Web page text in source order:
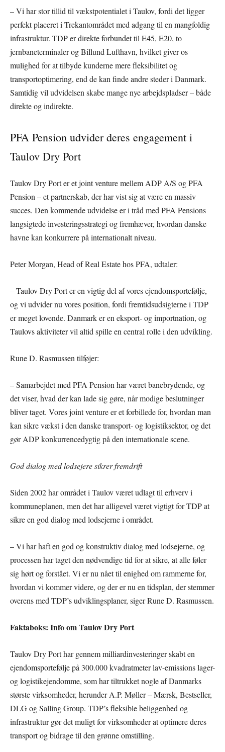
– Vi har stor tillid til vækstpotentialet i Taulov, fordi det ligger
perfekt placeret i Trekantområdet med adgang til en mangfoldig
infrastruktur. TDP er direkte forbundet til E45, E20, to
jernbaneterminaler og Billund Lufthavn, hvilket giver os
mulighed for at tilbyde kunderne mere fleksibilitet og
transportoptimering, end de kan finde andre steder i Danmark.
Samtidig vil udvidelsen skabe mange nye arbejdspladser – både
direkte og indirekte.
PFA Pension udvider deres engagement i
Taulov Dry Port
Taulov Dry Port er et joint venture mellem ADP A/S og PFA
Pension – et partnerskab, der har vist sig at være en massiv
succes. Den kommende udvidelse er i tråd med PFA Pensions
langsigtede investeringsstrategi og fremhæver, hvordan danske
havne kan konkurrere på internationalt niveau.
Peter Morgan, Head of Real Estate hos PFA, udtaler:
– Taulov Dry Port er en vigtig del af vores ejendomsportefølje,
og vi udvider nu vores position, fordi fremtidsudsigterne i TDP
er meget lovende. Danmark er en eksport- og importnation, og
Taulovs aktiviteter vil altid spille en central rolle i den udvikling.
Rune D. Rasmussen tilføjer:
– Samarbejdet med PFA Pension har været banebrydende, og
det viser, hvad der kan lade sig gøre, når modige beslutninger
bliver taget. Vores joint venture er et forbillede for, hvordan man
kan sikre vækst i den danske transport- og logistiksektor, og det
gør ADP konkurrencedygtig på den internationale scene.
God dialog med lodsejere sikrer fremdrift
Siden 2002 har området i Taulov været udlagt til erhverv i
kommuneplanen, men det har alligevel været vigtigt for TDP at
sikre en god dialog med lodsejerne i området.
– Vi har haft en god og konstruktiv dialog med lodsejerne, og
processen har taget den nødvendige tid for at sikre, at alle føler
sig hørt og forstået. Vi er nu nået til enighed om rammerne for,
hvordan vi kommer videre, og der er nu en tidsplan, der stemmer
overens med TDP’s udviklingsplaner, siger Rune D. Rasmussen.
Faktaboks: Info om Taulov Dry Port
Taulov Dry Port har gennem milliardinvesteringer skabt en
ejendomsportefølje på 300.000 kvadratmeter lav-emissions lager-
og logistikejendomme, som har tiltrukket nogle af Danmarks
største virksomheder, herunder A.P. Møller – Mærsk, Bestseller,
DLG og Salling Group. TDP’s fleksible beliggenhed og
infrastruktur gør det muligt for virksomheder at optimere deres
transport og bidrage til den grønne omstilling.